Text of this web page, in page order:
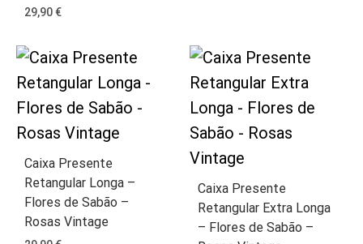
29,90€
Caixa Presente
Retangular Longa –
Flores de Sabão –
Rosas Vintage
Caixa Presente
Retangular Extra Longa
– Flores de Sabão –